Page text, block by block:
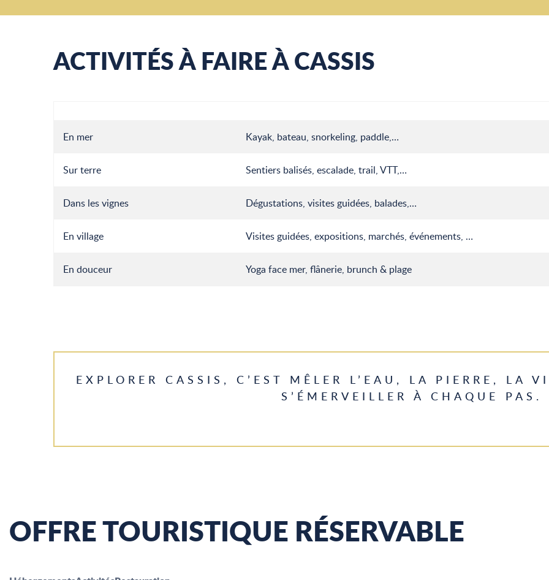
ACTIVITÉS À FAIRE À CASSIS
En mer Kayak, bateau, snorkeling, paddle,…
Sur terre Sentiers balisés, escalade, trail, VTT,…
Dans les vignes Dégustations, visites guidées, balades,…
En village Visites guidées, expositions, marchés, événements, …
En douceur Yoga face mer, flânerie, brunch & plage
EXPLORER CASSIS, C’EST MÊLER L’EAU, LA PIERRE, LA
S’ÉMERVEILLER À CHAQUE PAS.
OFFRE TOURISTIQUE RÉSERVABLE